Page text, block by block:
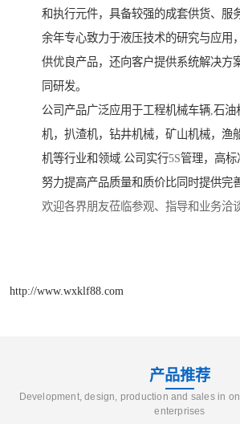
和执行元件，具备较强的成套供货、服
余年专心致力于液压技术的研究与应用
供优良产品，还向客户提供系统解决方
同研发。
公司产品广泛应用于工程机械车辆,石油
机，扒渣机，钻井机械，矿山机械，渔
机等行业和领域.公司实行5S管理，高标
努力提高产品质量和质价比同时提供完
欢迎各界朋友莅临参观、指导和业务洽谈
http://www.wxklf88.com
产品推荐
Development, design, production and sales in
enterprises